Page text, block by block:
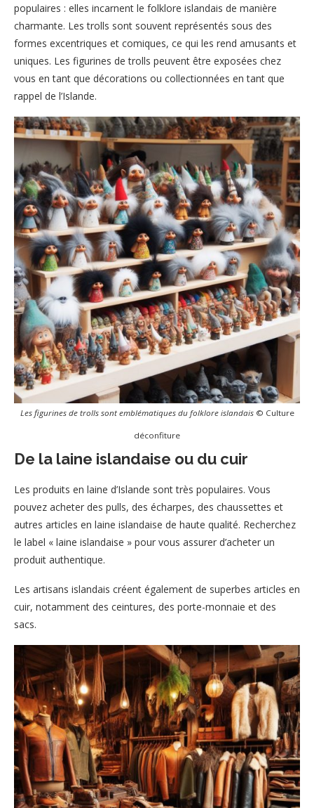
populaires : elles incarnent le folklore islandais de manière
charmante. Les trolls sont souvent représentés sous des
formes excentriques et comiques, ce qui les rend amusants et
uniques. Les figurines de trolls peuvent être exposées chez
vous en tant que décorations ou collectionnées en tant que
rappel de l’Islande.
Les figurines de trolls sont emblématiques du folklore islandais© Culture
déconfiture
De la laine islandaise ou du cuir
Les produits en laine d’Islande sont très populaires. Vous
pouvez acheter des pulls, des écharpes, des chaussettes et
autres articles en laine islandaise de haute qualité. Recherchez
le label « laine islandaise » pour vous assurer d’acheter un
produit authentique.
Les artisans islandais créent également de superbes articles en
cuir, notamment des ceintures, des porte-monnaie et des
sacs.